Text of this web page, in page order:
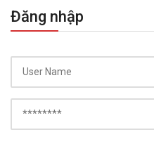
Đăng nhập